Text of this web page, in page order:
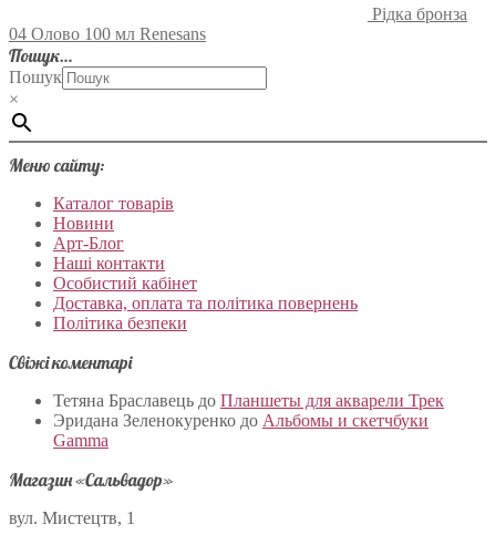
Рідка бронза
04 Олово 100 мл Renesans
Пошук…
Пошук
×
Меню сайту:
Каталог товарів
Новини
Арт-Блог
Наші контакти
Особистий кабінет
Доставка, оплата та політика повернень
Політика безпеки
Свіжі коментарі
Тетяна Браславець до Планшеты для акварели Трек
Эридана Зеленокуренко до Альбомы и скетчбуки
Gamma
Магазин «Сальвадор»
вул. Мистецтв, 1